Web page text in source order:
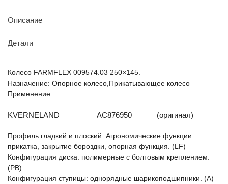
Описание
Детали
Колесо FARMFLEX 009574.03 250×145.
Назначение: Опорное колесо,Прикатывающее колесо
Применение:
KVERNELAND AC876950 (оригинал)
Профиль гладкий и плоский. Агрономические функции:
прикатка, закрытие бороздки, опорная функция. (LF)
Конфигурация диска: полимерные с болтовым креплением.
(PB)
Конфигурация ступицы: однорядные шарикоподшипники. (A)